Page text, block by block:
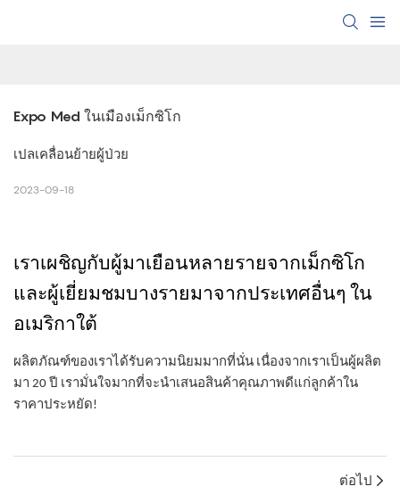
Expo Med ในเมืองเม็กซิโก
เปลเคลื่อนย้ายผู้ป่วย
2023-09-18
เราเผชิญกับผู้มาเยือนหลายรายจากเม็กซิโก
และผู้เยี่ยมชมบางรายมาจากประเทศอื่นๆ ใน
อเมริกาใต้
ผลิตภัณฑ์ของเราได้รับความนิยมมากที่นั่น เนื่องจากเราเป็นผู้ผลิต
มา 20 ปี เรามั่นใจมากที่จะนำเสนอสินค้าคุณภาพดีแก่ลูกค้าใน
ราคาประหยัด!
ต่อไป